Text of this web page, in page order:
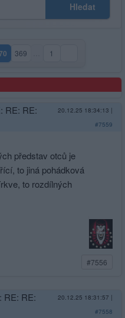
Hledat
(aktuální strana)
369 1
RE: RE:
20.12.25 18:34:13 |
#7559
představ otců je
to jiná pohádková
to rozdílných
#7556
RE: RE:
20.12.25 18:31:57 |
#7558